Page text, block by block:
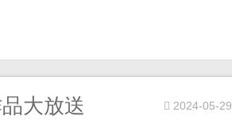
大放送 2024-05-29